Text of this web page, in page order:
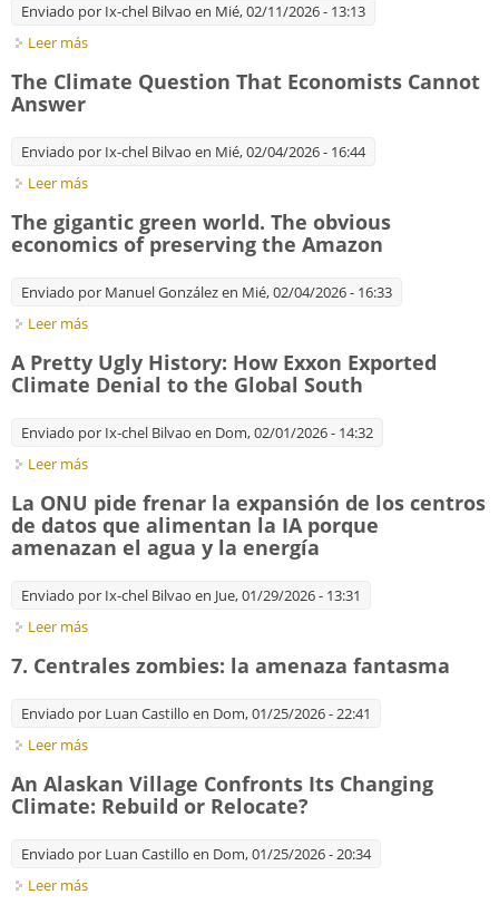
Enviado por Ix-chel Bilvao en Mié, 02/11/2026 - 13:13
Leer más
The Climate Question That Economists Cannot
Answer
Enviado por Ix-chel Bilvao en Mié, 02/04/2026 - 16:44
Leer más
The gigantic green world. The obvious
economics of preserving the Amazon
Enviado por Manuel Gonzálezen Mié, 02/04/2026 - 16:33
Leer más
A Pretty Ugly History: How Exxon Exported
Climate Denial to the Global South
Enviado por Ix-chel Bilvao en Dom, 02/01/2026 - 14:32
Leer más
La ONU pide frenar la expansión de los centros
de datos que alimentan la IA porque
amenazan el agua y la energía
Enviado por Ix-chel Bilvao en Jue, 01/29/2026 - 13:31
Leer más
energía
7. Centrales zombies: la amenaza fantasma
Enviado por Luan Castillo en Dom, 01/25/2026 - 22:41
Leer más
An Alaskan Village Confronts Its Changing
Climate: Rebuild or Relocate?
Enviado por Luan Castillo en Dom, 01/25/2026 - 20:34
Leer más